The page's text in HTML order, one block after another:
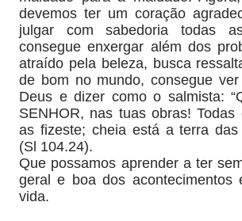
devemos ter um coração
julgar com sabedoria todas
consegue enxergar além dos
atraído pela beleza, busca
de bom no mundo, consegue
Deus e dizer como o salmista:
SENHOR, nas tuas obras! Todas
as fizeste; cheia está a terra das
(Sl 104.24).
Que possamos aprender a ter
geral e boa dos acontecimentos
vida.